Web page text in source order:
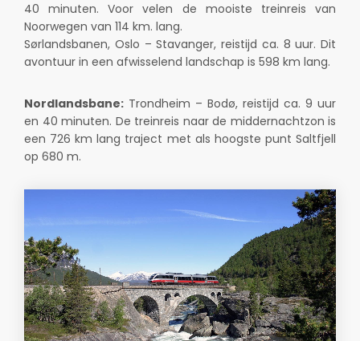
40 minuten. Voor velen de mooiste treinreis van
Noorwegen van 114 km. lang.
Sørlandsbanen, Oslo – Stavanger, reistijd ca. 8 uur. Dit
avontuur in een afwisselend landschap is 598 km lang.
Nordlandsbane: Trondheim – Bodø, reistijd ca. 9 uur
en 40 minuten. De treinreis naar de middernachtzon is
een 726 km lang traject met als hoogste punt Saltfjell
op 680 m.